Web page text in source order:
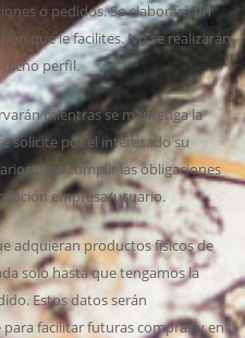
o pedidos. Se elaborará un
que le facilites. No se realizarán
dicho perfil.
mientras se mantenga la
solicite por el interesado su
para cumplir las obligaciones
empresa/usuario.
adquieran productos físicos de
solo hasta que tengamos la
Estos datos serán
facilitar futuras compras y en